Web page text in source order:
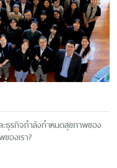
ะธุรกิจกำลังกำหนดสุขภาพของ
องเรา?